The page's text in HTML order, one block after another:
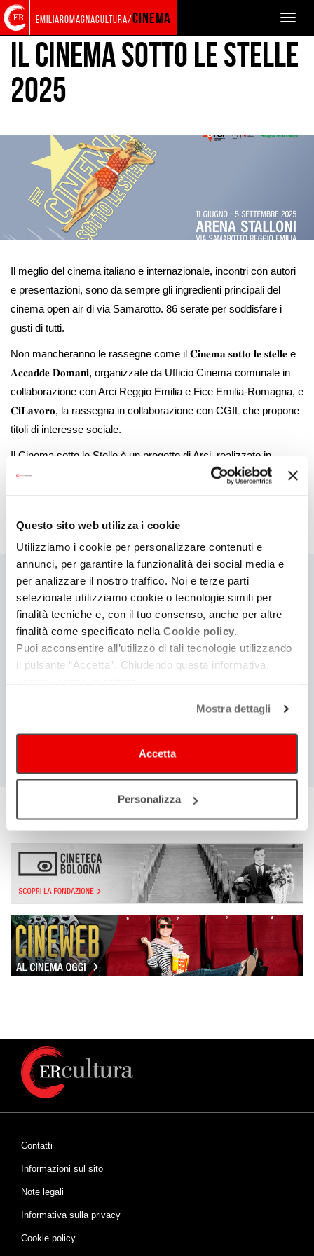
Questo sito web utilizza i cookie
Utilizziamo i cookie per personalizzare contenuti e
annunci, per garantire la funzionalità dei social media e
per analizzare il nostro traffico. Noi e terze parti
selezionate utilizziamo cookie o tecnologie simili per
finalità tecniche e, con il tuo consenso, anche per altre
finalità come specificato nella Cookie policy.
Puoi acconsentire all’utilizzo di tali tecnologie utilizzando
il pulsante “Accetta”. Chiudendo questa informativa,
Mostra dettagli
Accetta
Personalizza
Torna
alla
home
Cerca
nel
sito
Salta
ai
contenuti
Salta
al
menu
principale
Toggle
emiliaromagnacultura/cinema
IL CINEMA SOTTO LE STELLE
2025
Il meglio del cinema italiano e internazionale, incontri con autori
e presentazioni, sono da sempre gli ingredienti principali del
cinema open air di via Samarotto. 86 serate per soddisfare i
gusti di tutti.
Non mancheranno le rassegne come il 𝐂𝐢𝐧𝐞𝐦𝐚 𝐬𝐨𝐭𝐭𝐨 𝐥𝐞 𝐬𝐭𝐞𝐥𝐥𝐞 e
𝐀𝐜𝐜𝐚𝐝𝐝𝐞 𝐃𝐨𝐦𝐚𝐧𝐢, organizzate da Ufficio Cinema comunale in
collaborazione con Arci Reggio Emilia e Fice Emilia-Romagna, e
𝐂𝐢𝐋𝐚𝐯𝐨𝐫𝐨, la rassegna in collaborazione con CGIL che propone
titoli di interesse sociale.
Il Cinema sotto le Stelle è un progetto di Arci, realizzato in
collaborazione con Gruppo Hera, Coop Alleanza 3.0, Emil
Contatti
Sito web
FACEBOOK INSTAGRAM
Contatti
Informazioni sul sito
Note legali
Informativa sulla privacy
Cookie policy